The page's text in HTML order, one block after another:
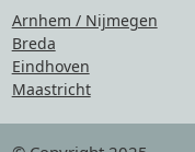
Arnhem / Nijmegen
Breda
Eindhoven
Maastricht